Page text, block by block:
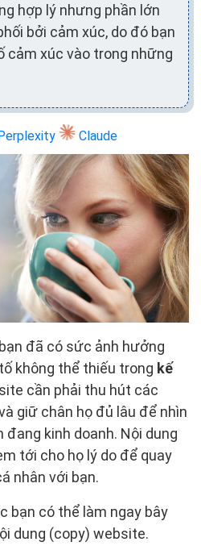
hợp lý nhưng phần lớn
bởi cảm xúc, do đó bạn
cảm xúc vào trong những
Claude
đã có sức ảnh hưởng
không thể thiếu trong kế
cần phải thu hút các
giữ chân họ đủ lâu để nhìn
kinh doanh. Nội dung
tới cho họ lý do để quay
nhân với bạn.
bạn có thể làm ngay bây
dung (copy) website.